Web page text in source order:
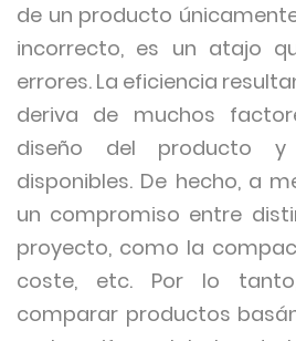
de un producto
incorrecto, es un atajo
errores. La eficiencia
deriva de muchos
diseño del producto y
disponibles. De hecho, a
un compromiso entre
proyecto, como la
coste, etc. Por lo
comparar productos